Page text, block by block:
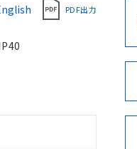
PDF出力